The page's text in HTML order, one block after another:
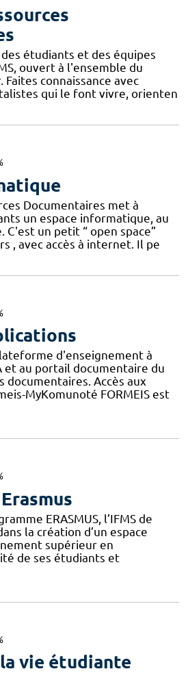
étudiants et des équipes
ouvert à l'ensemble du
connaissance avec
qui le font vivre, orienten
Documentaires met à
un espace informatique, au
C'est un petit “ open space”
, avec accès à internet. Il pe
d'enseignement à
et au portail documentaire du
documentaires. Accès aux
MyKomunoté FORMEIS est
ERASMUS, l’IFMS de
la création d’un espace
supérieur en
de ses étudiants et
vie étudiante